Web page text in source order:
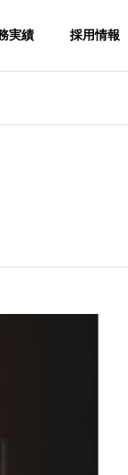
実績 採用情報